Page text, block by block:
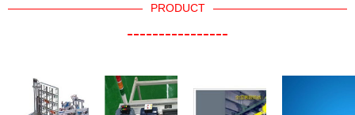
PRODUCT
----------------